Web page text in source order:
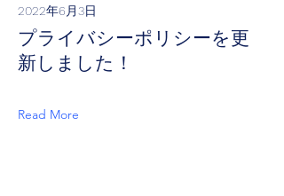
2022年6月3日
プライバシーポリシーを更
新しました！
Read More